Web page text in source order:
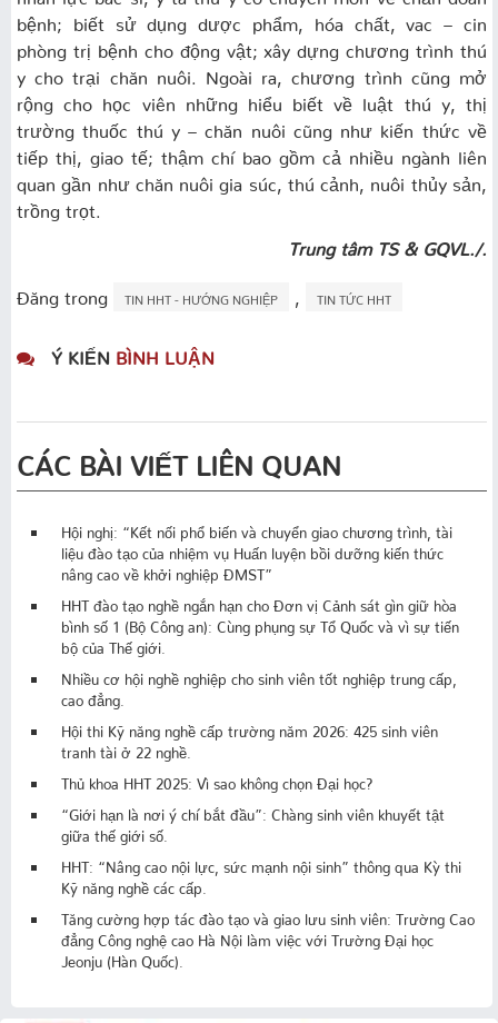
bệnh; biết sử dụng dược phẩm, hóa chất, vac – cin
phòng trị bệnh cho động vật; xây dựng chương trình thú
y cho trại chăn nuôi. Ngoài ra, chương trình cũng mở
rộng cho học viên những hiểu biết về luật thú y, thị
trường thuốc thú y – chăn nuôi cũng như kiến thức về
tiếp thị, giao tế; thậm chí bao gồm cả nhiều ngành liên
quan gần như chăn nuôi gia súc, thú cảnh, nuôi thủy sản,
trồng trọt.
Trung tâm TS & GQVL./.
Đăng trong TIN HHT - HƯỚNG NGHIỆP TIN TỨC HHT
Ý KIẾN BÌNH LUẬN
CÁC BÀI VIẾT LIÊN QUAN
Hội nghị: “Kết nối phổ biến và chuyển giao chương trình, tài
liệu đào tạo của nhiệm vụ Huấn luyện bồi dưỡng kiến thức
nâng cao về khởi nghiệp ĐMST”
HHT đào tạo nghề ngắn hạn cho Đơn vị Cảnh sát gìn giữ hòa
bình số 1 (Bộ Công an): Cùng phụng sự Tổ Quốc và vì sự tiến
bộ của Thế giới.
Nhiều cơ hội nghề nghiệp cho sinh viên tốt nghiệp trung cấp,
cao đẳng.
Hội thi Kỹ năng nghề cấp trường năm 2026: 425 sinh viên
tranh tài ở 22 nghề.
Thủ khoa HHT 2025: Vì sao không chọn Đại học?
“Giới hạn là nơi ý chí bắt đầu”: Chàng sinh viên khuyết tật
giữa thế giới số.
HHT: “Nâng cao nội lực, sức mạnh nội sinh” thông qua Kỳ thi
Kỹ năng nghề các cấp.
Tăng cường hợp tác đào tạo và giao lưu sinh viên: Trường Cao
đẳng Công nghệ cao Hà Nội làm việc với Trường Đại học
Jeonju (Hàn Quốc).